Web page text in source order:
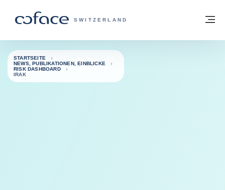
COFACE FOR TRADE - WEBSEITE DER
SWITZERLAND
Zurück zur Startseite
STARTSEITE
NEWS, PUBLIKATIONEN, EINBLICKE
RISK DASHBOARD
IRAK